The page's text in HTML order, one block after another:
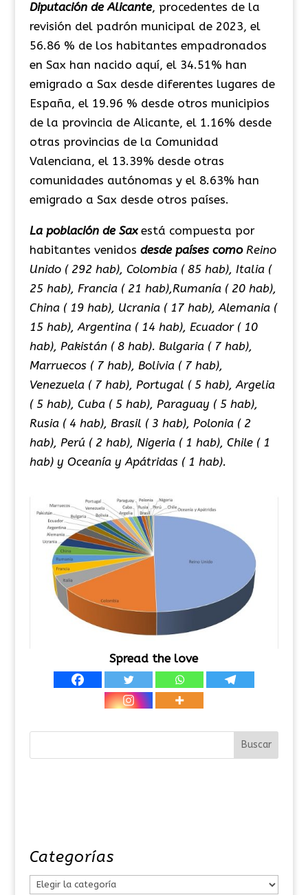
Diputación de Alicante, procedentes de la
revisión del padrón municipal de 2023, el
56.86 % de los habitantes empadronados
en Sax han nacido aquí, el 34.51% han
emigrado a Sax desde diferentes lugares de
España, el 19.96 % desde otros municipios
de la provincia de Alicante, el 1.16% desde
otras provincias de la Comunidad
Valenciana, el 13.39% desde otras
comunidades autónomas y el 8.63% han
emigrado a Sax desde otros países.
La población de Sax está compuesta por
habitantes venidos desde países como Reino
Unido ( 292 hab), Colombia ( 85 hab), Italia (
25 hab), Francia ( 21 hab),Rumanía ( 20 hab),
China ( 19 hab), Ucrania ( 17 hab), Alemania (
15 hab), Argentina ( 14 hab), Ecuador ( 10
hab), Pakistán ( 8 hab). Bulgaria ( 7 hab),
Marruecos ( 7 hab), Bolivia ( 7 hab),
Venezuela ( 7 hab), Portugal ( 5 hab), Argelia
( 5 hab), Cuba ( 5 hab), Paraguay ( 5 hab),
Rusia ( 4 hab), Brasil ( 3 hab), Polonia ( 2
hab), Perú ( 2 hab), Nigeria ( 1 hab), Chile ( 1
hab) y Oceanía y Apátridas ( 1 hab).
Spread the love
Categorías